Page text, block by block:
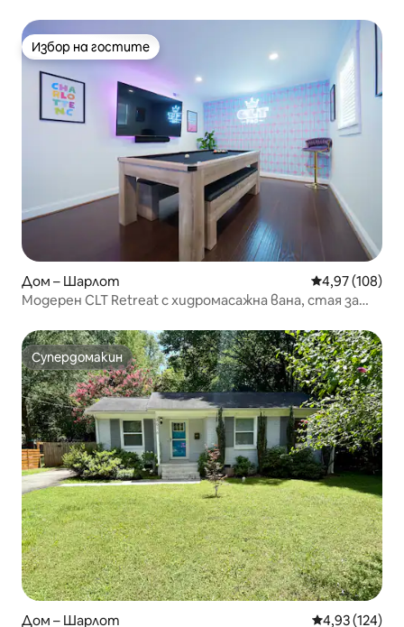
Избор на гостите
Избор на гостите
Дом – Шарлот Средна
4,97 (108)
Модерен CLT Retreat с хидромасажна вана, стая за
Супердомакин
Супердомакин
Дом – Шарлот Средна
4,93 (124)